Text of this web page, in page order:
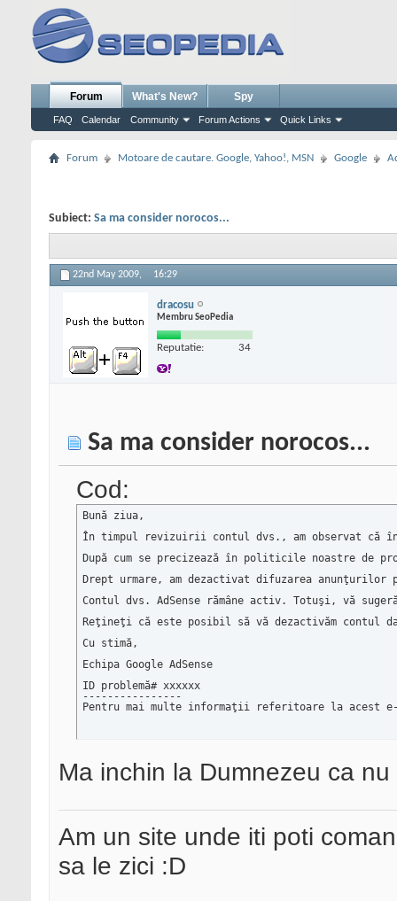
Forum
FAQ Calendar Community Forum Actions Quick Links
What's New? Spy
Forum Motoare de cautare. Google, Yahoo!, MSN Google
Subiect: Sa ma consider norocos...
22nd May 2009, 16:29
dracosu
Membru SeoPedia
Reputatie: 34
Sa ma consider norocos...
Cod:
Bună ziua,
În timpul revizuirii contul dvs., am observat că în
După cum se precizează în politicile noastre
Drept urmare, am dezactivat difuzarea anunţurilor
Contul dvs. AdSense rămâne activ. Totuşi, vă
Reţineţi că este posibil să vă dezactivăm
Cu stimă,
Echipa Google AdSense
ID problemă# xxxxxx
----------------
Pentru mai multe informaţii referitoare la acest e-
Ma inchin la Dumnezeu ca
Am un site unde iti poti
sa le zici :D